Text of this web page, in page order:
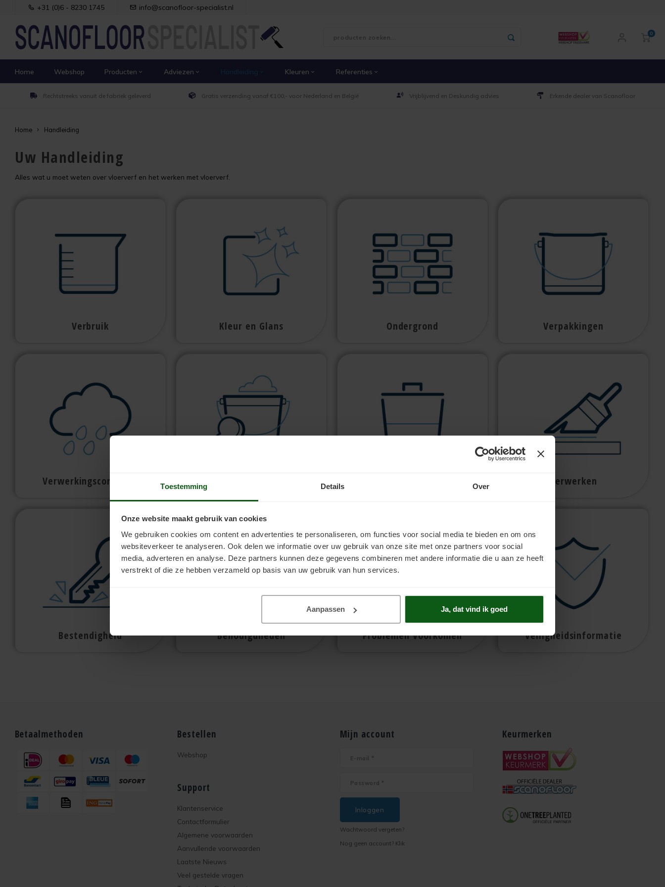
Toestemming Details Over
Onze website maakt gebruik van cookies
We gebruiken cookies om content en advertenties te personaliseren, om functies voor social media te bieden en om ons
websiteverkeer te analyseren. Ook delen we informatie over uw gebruik van onze site met onze partners voor social
media, adverteren en analyse. Deze partners kunnen deze gegevens combineren met andere informatie die u aan ze heeft
verstrekt of die ze hebben verzameld op basis van uw gebruik van hun services.
Aanpassen Ja, dat vind ik goed
+31 (0)6 - 8230 1745 info@scanofloor-specialist.nl
0
Home Webshop Producten Adviezen Kleuren Referenties
Rechtstreeks vanuit de fabriek geleverd Gratis verzending vanaf €100,- voor Nederland en België Vrijblijvend en Deskundig advies Erkende dealer van Scanofloor
Home Handleiding
Uw Handleiding
Alles wat u moet weten over vloerverf en het werken met vloerverf.
Verbruik Kleur en Glans Ondergrond Verpakkingen
Verwerkingscondities Verwerken
Bestendigheid Benodigdheden Problemen Voorkomen Veiligheidsinformatie
Betaalmethoden Bestellen
Webshop
Support
Klantenservice
Contactformulier
Algemene voorwaarden
Aanvullende voorwaarden
Laatste Nieuws
Veel gestelde vragen
Mijn account
Inloggen
Wachtwoord vergeten?
Nog geen account? Klik
Keurmerken